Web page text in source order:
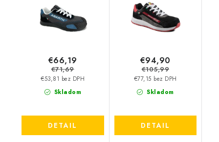
Skladom
€53,81 bez DPH
€66,19
€71,69
DETAIL
Skladom
€77,15 bez DPH
€94,90
€105,99
DETAIL